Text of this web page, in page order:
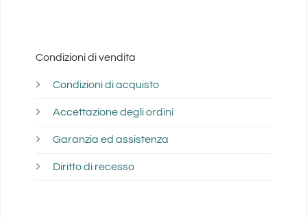
Condizioni di vendita
Condizioni di acquisto
Accettazione degli ordini
Garanzia ed assistenza
Diritto di recesso